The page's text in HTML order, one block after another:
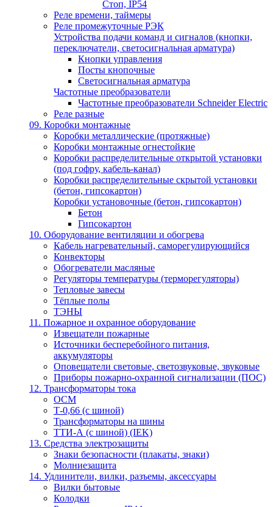
Стоп, IP54
Реле времени, таймеры
Реле промежуточные РЭК
Устройства подачи команд и сигналов (кнопки,
переключатели, светосигнальная арматура)
Кнопки управления
Посты кнопочные
Светосигнальная арматура
Частотные преобразователи
Частотные преобразователи Schneider Electric
Реле разные
09. Коробки монтажные
Коробки металлические (протяжные)
Коробки монтажные огнестойкие
Коробки распределительные открытой установки
(под гофру, кабель-канал)
Коробки распределительные скрытой установки
(бетон, гипсокартон)
Коробки установочные (бетон, гипсокартон)
Бетон
Гипсокартон
10. Оборудование вентиляции и обогрева
Кабель нагревательный, саморегулирующийся
Конвекторы
Обогреватели масляные
Регуляторы температуры (терморегуляторы)
Тепловые завесы
Тёплые полы
ТЭНЫ
11. Пожарное и охранное оборудование
Извещатели пожарные
Источники бесперебойного питания,
аккумуляторы
Оповещатели световые, светозвуковые, звуковые
Приборы пожарно-охранной сигнализации (ПОС)
12. Трансформаторы тока
ОСМ
Т-0,66 (с шиной)
Трансформаторы на шины
ТТИ-А (с шиной) (IEK)
13. Средства электрозащиты
Знаки безопасности (плакаты, знаки)
Молниезащита
14. Удлинители, вилки, разъемы, аксессуары
Вилки бытовые
Колодки